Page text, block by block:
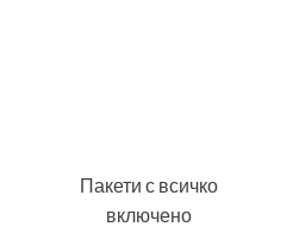
Пакети с всичко
включено